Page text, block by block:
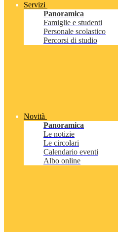
Servizi
Panoramica
Famiglie e studenti
Personale scolastico
Percorsi di studio
Novità
Panoramica
Le notizie
Le circolari
Calendario eventi
Albo online